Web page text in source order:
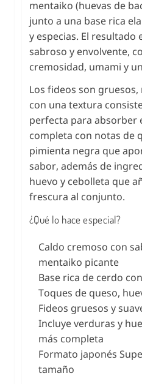
mentaiko (huevas de
junto a una base rica
y especias. El resultado
sabroso y envolvente,
cremosidad, umami y
Los fideos son
con una textura
perfecta para absorber
completa con notas de
pimienta negra que
sabor, además de
huevo y cebolleta que
frescura al conjunto.
¿Qué lo hace especial?
Caldo cremoso con
mentaiko picante
Base rica de cerdo
Toques de queso,
Fideos gruesos y
Incluye verduras y
más completa
Formato japonés
tamaño